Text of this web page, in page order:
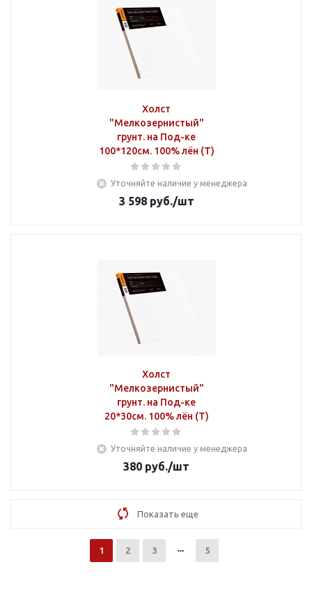
Холст
"Мелкозернистый"
грунт. на Под-ке
100*120см. 100% лён (Т)
Уточняйте наличие у менеджера
3 598руб./шт
Холст
"Мелкозернистый"
грунт. на Под-ке
20*30см. 100% лён (Т)
Уточняйте наличие у менеджера
380 руб./шт
Показать еще
1 2 3 5